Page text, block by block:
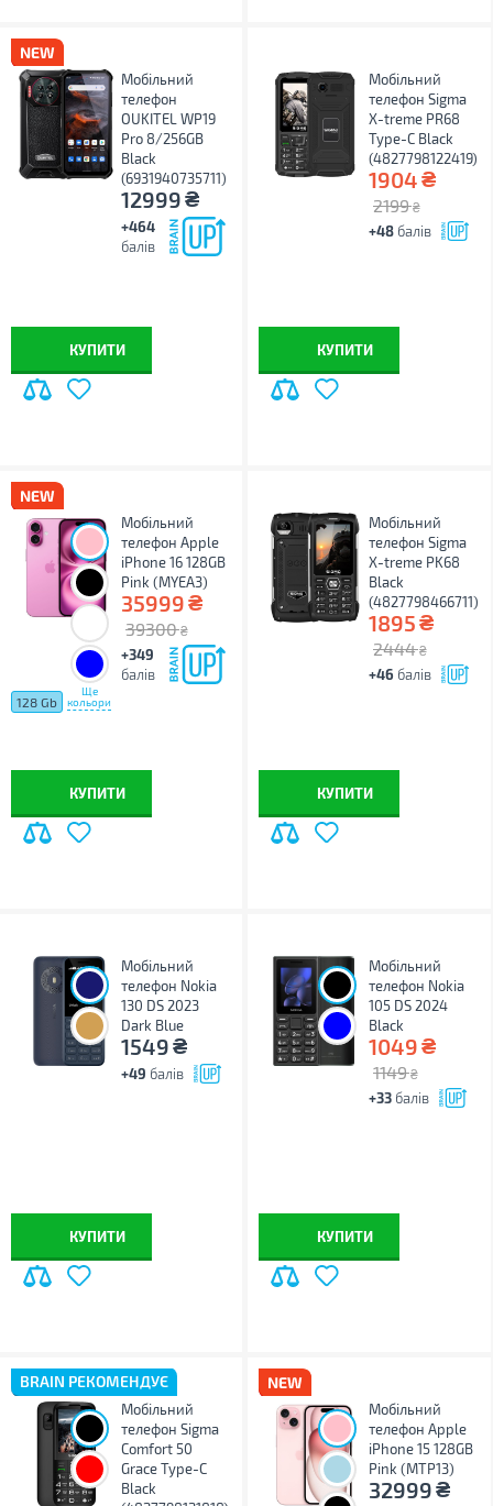
Мобільний
телефон
OUKITEL WP19
Pro 8/256GB
Black
(6931940735711)
12999₴
+464
балів
КУПИТИ
Мобільний
телефон Sigma
X-treme PR68
Type-C Black
(4827798122419)
1904₴
2199 ₴
+48 балів
КУПИТИ
Ще
кольори
Мобільний
телефон Apple
iPhone 16 128GB
Pink (MYEA3)
35999₴
39300 ₴
+349
балів
128 Gb
КУПИТИ
Мобільний
телефон Sigma
X-treme PK68
Black
(4827798466711)
1895₴
2444 ₴
+46 балів
КУПИТИ
Мобільний
телефон Nokia
130 DS 2023
Dark Blue
1549₴
+49 балів
КУПИТИ
Мобільний
телефон Nokia
105 DS 2024
Black
1049₴
1149 ₴
+33 балів
КУПИТИ
BRAIN РЕКОМЕНДУЄ
Мобільний
телефон Sigma
Comfort 50
Grace Type-C
Black
Мобільний
телефон Apple
iPhone 15 128GB
Pink (MTP13)
32999₴